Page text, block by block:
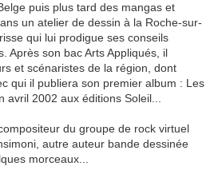
puis plus tard des mangas et
un atelier de dessin à la Roche-sur-
qui lui prodigue ses conseils
Après son bac Arts Appliqués, il
et scénaristes de la région, dont
qui il publiera son premier album : Les
2002 aux éditions Soleil...
du groupe de rock virtuel
autre auteur bande dessinée
morceaux...